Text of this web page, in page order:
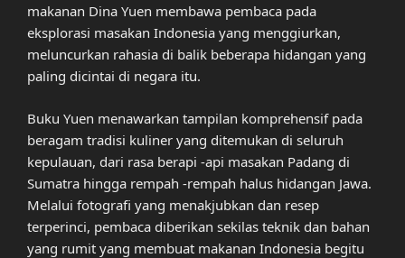
makanan Dina Yuen membawa pembaca pada
eksplorasi masakan Indonesia yang menggiurkan,
meluncurkan rahasia di balik beberapa hidangan yang
paling dicintai di negara itu.
Buku Yuen menawarkan tampilan komprehensif pada
beragam tradisi kuliner yang ditemukan di seluruh
kepulauan, dari rasa berapi -api masakan Padang di
Sumatra hingga rempah -rempah halus hidangan Jawa.
Melalui fotografi yang menakjubkan dan resep
terperinci, pembaca diberikan sekilas teknik dan bahan
yang rumit yang membuat makanan Indonesia begitu